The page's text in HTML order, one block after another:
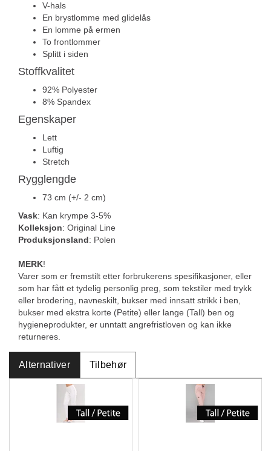
V-hals
En brystlomme med glidelås
En lomme på ermen
To frontlommer
Splitt i siden
Stoffkvalitet
92% Polyester
8% Spandex
Egenskaper
Lett
Luftig
Stretch
Rygglengde
73 cm (+/- 2 cm)
Vask: Kan krympe 3-5%
Kolleksjon: Original Line
Produksjonsland: Polen
MERK!
Varer som er fremstilt etter forbrukerens spesifikasjoner, eller
som har fått et tydelig personlig preg, som tekstiler med trykk
eller brodering, navneskilt, bukser med innsatt strikk i ben,
bukser med ekstra korte (Petite) eller lange (Tall) ben og
hygieneprodukter, er unntatt angrefristloven og kan ikke
returneres.
Alternativer Tilbehør